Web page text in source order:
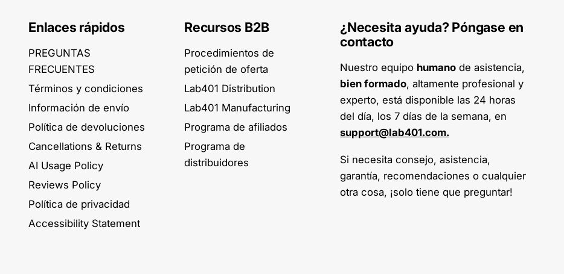
Enlaces rápidos
PREGUNTAS
FRECUENTES
Términos y condiciones
Información de envío
Política de devoluciones
Cancellations & Returns
AI Usage Policy
Reviews Policy
Política de privacidad
Accessibility Statement
Recursos B2B
Procedimientos de
petición de oferta
Lab401 Distribution
Lab401 Manufacturing
Programa de afiliados
Programa de
distribuidores
¿Necesita ayuda? Póngase en
contacto
Nuestro equipo humano de asistencia,
bien formado, altamente profesional y
experto, está disponible las 24 horas
del día, los 7 días de la semana, en
support@lab401.com.
Si necesita consejo, asistencia,
garantía, recomendaciones o cualquier
otra cosa, ¡solo tiene que preguntar!